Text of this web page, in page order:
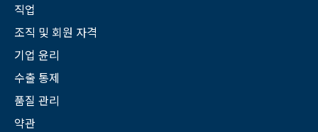
직업
조직 및 회원 자격
기업 윤리
수출 통제
품질 관리
약관